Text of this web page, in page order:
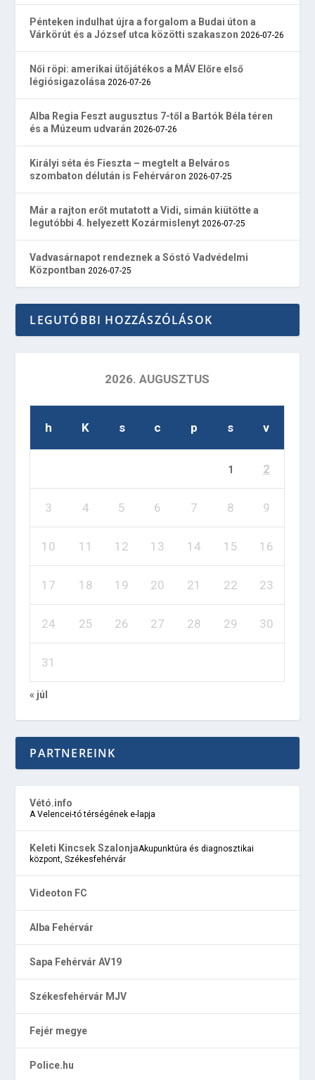
Pénteken indulhat újra a forgalom a Budai úton a
Várkörút és a József utca közötti szakaszon 2026-07-26
Női röpi: amerikai ütőjátékos a MÁV Előre első
légiósigazolása 2026-07-26
Alba Regia Feszt augusztus 7-től a Bartók Béla téren
és a Múzeum udvarán 2026-07-26
Királyi séta és Fieszta – megtelt a Belváros
szombaton délután is Fehérváron 2026-07-25
Már a rajton erőt mutatott a Vidi, simán kiütötte a
legutóbbi 4. helyezett Kozármislenyt 2026-07-25
Vadvasárnapot rendeznek a Sóstó Vadvédelmi
Központban 2026-07-25
LEGUTÓBBI HOZZÁSZÓLÁSOK
2026. AUGUSZTUS
h K s c p s v
1 2
3 4 5 6 7 8 9
10 11 12 13 14 15 16
17 18 19 20 21 22 23
24 25 26 27 28 29 30
31
« júl
PARTNEREINK
Vétó.info
A Velencei-tó térségének e-lapja
Keleti Kincsek SzalonjaAkupunktúra és diagnosztikai
központ, Székesfehérvár
Videoton FC
Alba Fehérvár
Sapa Fehérvár AV19
Székesfehérvár MJV
Fejér megye
Police.hu